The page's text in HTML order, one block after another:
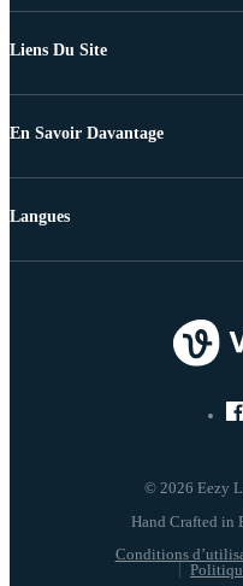
Liens Du Site
En Savoir Davantage
© 2026 Eezy
Conditions
Langues